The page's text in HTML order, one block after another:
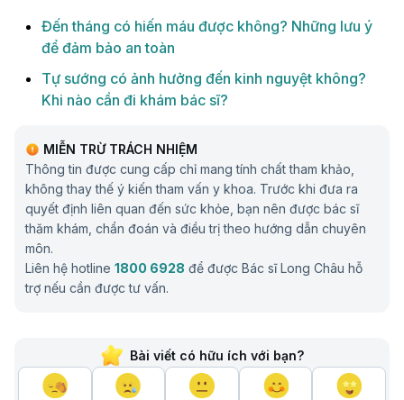
Đến tháng có hiến máu được không? Những lưu ý
để đảm bảo an toàn
Tự sướng có ảnh hưởng đến kinh nguyệt không?
Khi nào cần đi khám bác sĩ?
MIỄN TRỪ TRÁCH NHIỆM
Thông tin được cung cấp chỉ mang tính chất tham khảo,
không thay thế ý kiến tham vấn y khoa. Trước khi đưa ra
quyết định liên quan đến sức khỏe, bạn nên được bác sĩ
thăm khám, chẩn đoán và điều trị theo hướng dẫn chuyên
môn.
Liên hệ hotline 1800 6928 để được Bác sĩ Long Châu hỗ
trợ nếu cần được tư vấn.
Bài viết có hữu ích với bạn?